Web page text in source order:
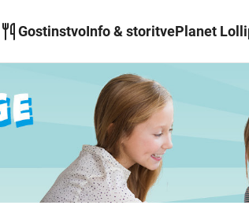
GostinstvoInfo & storitvePlanet